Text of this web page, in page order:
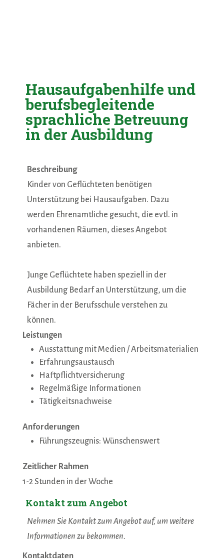
Hausaufgabenhilfe und
berufsbegleitende
sprachliche Betreuung
in der Ausbildung
Beschreibung
Kinder von Geflüchteten benötigen
Unterstützung bei Hausaufgaben. Dazu
werden Ehrenamtliche gesucht, die evtl. in
vorhandenen Räumen, dieses Angebot
anbieten.
Junge Geflüchtete haben speziell in der
Ausbildung Bedarf an Unterstützung, um die
Fächer in der Berufsschule verstehen zu
können.
Leistungen
Ausstattung mit Medien / Arbeitsmaterialien
Erfahrungsaustausch
Haftpflichtversicherung
Regelmäßige Informationen
Tätigkeitsnachweise
Anforderungen
Führungszeugnis: Wünschenswert
Zeitlicher Rahmen
1-2 Stunden in der Woche
Kontakt zum Angebot
Nehmen Sie Kontakt zum Angebot auf, um weitere
Informationen zu bekommen.
Kontaktdaten